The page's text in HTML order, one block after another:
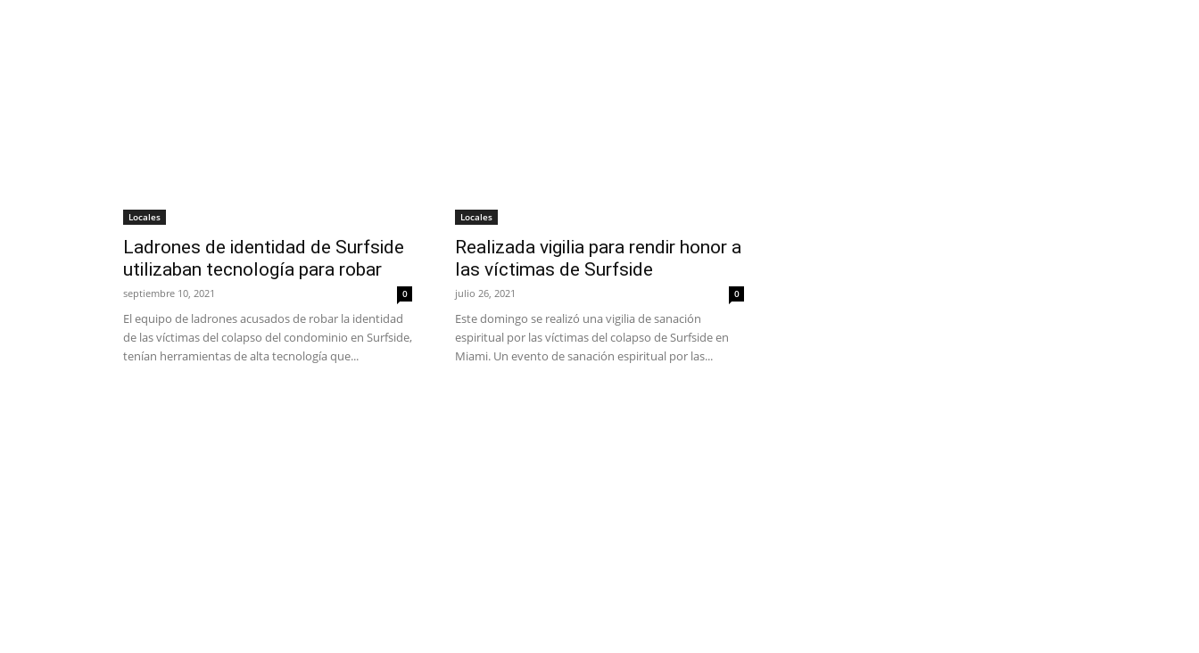
Locales
Ladrones de identidad de Surfside
utilizaban tecnología para robar
septiembre 10, 2021 0
El equipo de ladrones acusados de robar la identidad
de las víctimas del colapso del condominio en Surfside,
tenían herramientas de alta tecnología que...
Locales
Realizada vigilia para rendir honor a
las víctimas de Surfside
julio 26, 2021 0
Este domingo se realizó una vigilia de sanación
espiritual por las víctimas del colapso de Surfside en
Miami. Un evento de sanación espiritual por las...